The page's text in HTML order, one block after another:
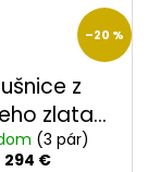
–20 %
z
zlata
BX
(3 pár)
294 €